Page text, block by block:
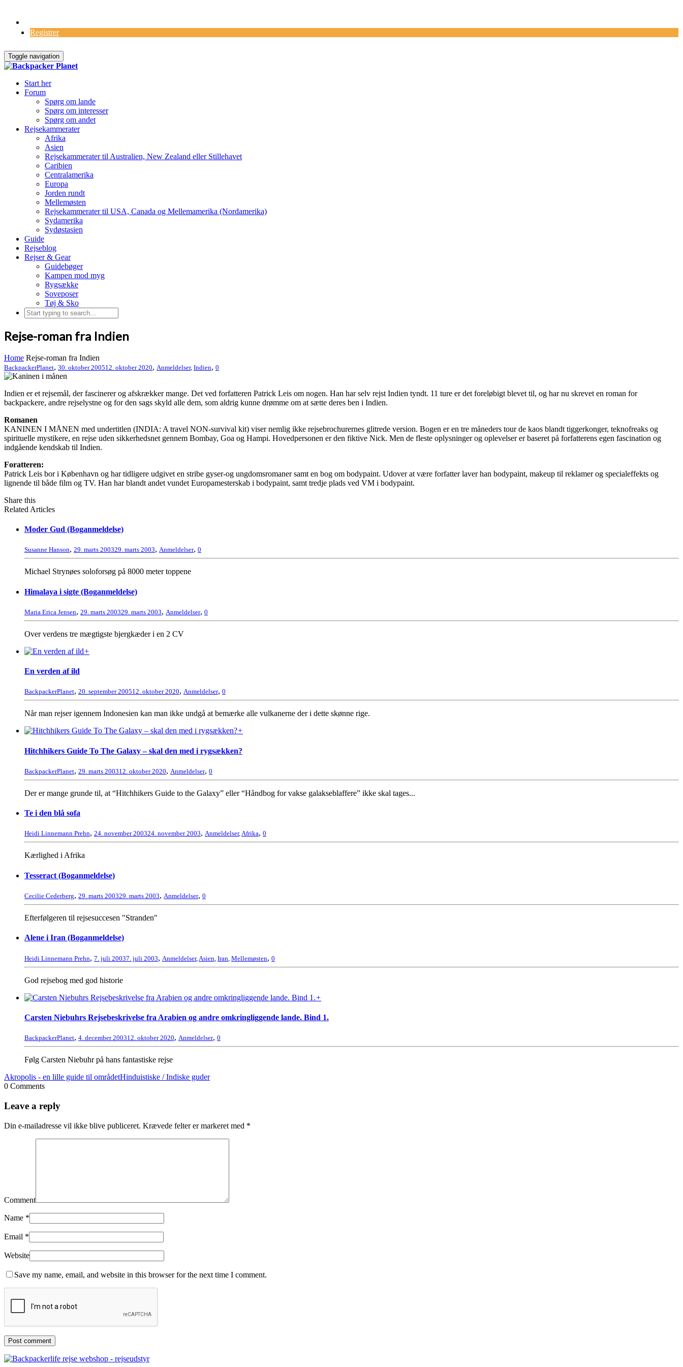
Registrer
Toggle navigation
Start her
Forum
Spørg om lande
Spørg om interesser
Spørg om andet
Rejsekammerater
Afrika
Asien
Rejsekammerater til Australien, New Zealand eller Stillehavet
Caribien
Centralamerika
Europa
Jorden rundt
Mellemøsten
Rejsekammerater til USA, Canada og Mellemamerika (Nordamerika)
Sydamerika
Sydøstasien
Guide
Rejseblog
Rejser & Gear
Guidebøger
Kampen mod myg
Rygsække
Soveposer
Tøj & Sko
Rejse-roman fra Indien
Home Rejse-roman fra Indien
BackpackerPlanet, 30. oktober 200512. oktober 2020, Anmeldelser, Indien, 0
Indien er et rejsemål, der fascinerer og afskrækker mange. Det ved forfatteren Patrick Leis om nogen. Han har selv rejst Indien tyndt. 11 ture er det foreløbigt blevet til, og har nu skrevet en roman for
backpackere, andre rejselystne og for den sags skyld alle dem, som aldrig kunne drømme om at sætte deres ben i Indien.
Romanen
KANINEN I MÅNEN med undertitlen (INDIA: A travel NON-survival kit) viser nemlig ikke rejsebrochurernes glitrede version. Bogen er en tre måneders tour de kaos blandt tiggerkonger, teknofreaks og
spirituelle mystikere, en rejse uden sikkerhedsnet gennem Bombay, Goa og Hampi. Hovedpersonen er den fiktive Nick. Men de fleste oplysninger og oplevelser er baseret på forfatterens egen fascination og
indgående kendskab til Indien.
Foratteren:
Patrick Leis bor i København og har tidligere udgivet en stribe gyser-og ungdomsromaner samt en bog om bodypaint. Udover at være forfatter laver han bodypaint, makeup til reklamer og specialeffekts og
lignende til både film og TV. Han har blandt andet vundet Europamesterskab i bodypaint, samt tredje plads ved VM i bodypaint.
Share this
Related Articles
Moder Gud (Boganmeldelse)
Susanne Hanson, 29. marts 200329. marts 2003, Anmeldelser, 0
Michael Strynøes soloforsøg på 8000 meter toppene
Himalaya i sigte (Boganmeldelse)
Maria Erica Jensen, 29. marts 200329. marts 2003, Anmeldelser, 0
Over verdens tre mægtigste bjergkæder i en 2 CV
+
En verden af ild
BackpackerPlanet, 20. september 200512. oktober 2020, Anmeldelser, 0
Når man rejser igennem Indonesien kan man ikke undgå at bemærke alle vulkanerne der i dette skønne rige.
+
Hitchhikers Guide To The Galaxy – skal den med i rygsækken?
BackpackerPlanet, 29. marts 200312. oktober 2020, Anmeldelser, 0
Der er mange grunde til, at “Hitchhikers Guide to the Galaxy” eller “Håndbog for vakse galakseblaffere” ikke skal tages...
Te i den blå sofa
Heidi Linnemann Prehn, 24. november 200324. november 2003, Anmeldelser,Afrika, 0
Kærlighed i Afrika
Tesseract (Boganmeldelse)
Cecilie Cederberg, 29. marts 200329. marts 2003, Anmeldelser, 0
Efterfølgeren til rejsesuccesen "Stranden"
Alene i Iran (Boganmeldelse)
Heidi Linnemann Prehn, 7. juli 20037. juli 2003, Anmeldelser, Asien Iran Mellemøsten, 0
God rejsebog med god historie
+
Carsten Niebuhrs Rejsebeskrivelse fra Arabien og andre omkringliggende lande. Bind 1.
BackpackerPlanet, 4. december 200312. oktober 2020, Anmeldelser, 0
Følg Carsten Niebuhr på hans fantastiske rejse
Akropolis - en lille guide til områdetHinduistiske / Indiske guder
0 Comments
Leave a reply
Din e-mailadresse vil ikke blive publiceret. Krævede felter er markeret med *
Comment
Name *
Email *
Website
Save my name, email, and website in this browser for the next time I comment.